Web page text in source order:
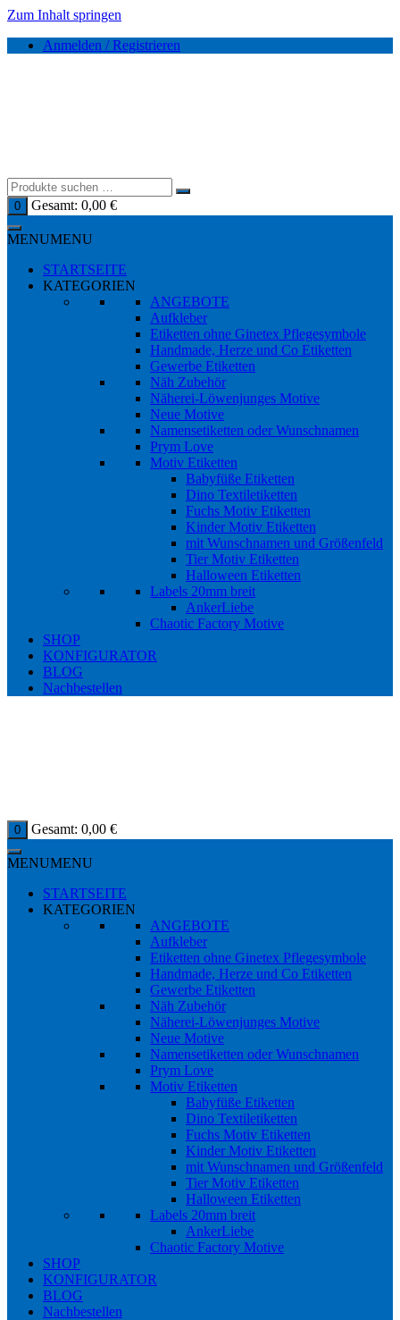
Zum Inhalt springen
Anmelden / Registrieren
0 Gesamt: 0,00 €
MENUMENU
STARTSEITE
KATEGORIEN
ANGEBOTE
Aufkleber
Etiketten ohne Ginetex Pflegesymbole
Handmade, Herze und Co Etiketten
Gewerbe Etiketten
Näh Zubehör
Näherei-Löwenjunges Motive
Neue Motive
Namensetiketten oder Wunschnamen
Prym Love
Motiv Etiketten
Babyfüße Etiketten
Dino Textiletiketten
Fuchs Motiv Etiketten
Kinder Motiv Etiketten
mit Wunschnamen und Größenfeld
Tier Motiv Etiketten
Halloween Etiketten
Labels 20mm breit
AnkerLiebe
Chaotic Factory Motive
SHOP
KONFIGURATOR
BLOG
Nachbestellen
0 Gesamt: 0,00 €
MENUMENU
STARTSEITE
KATEGORIEN
ANGEBOTE
Aufkleber
Etiketten ohne Ginetex Pflegesymbole
Handmade, Herze und Co Etiketten
Gewerbe Etiketten
Näh Zubehör
Näherei-Löwenjunges Motive
Neue Motive
Namensetiketten oder Wunschnamen
Prym Love
Motiv Etiketten
Babyfüße Etiketten
Dino Textiletiketten
Fuchs Motiv Etiketten
Kinder Motiv Etiketten
mit Wunschnamen und Größenfeld
Tier Motiv Etiketten
Halloween Etiketten
Labels 20mm breit
AnkerLiebe
Chaotic Factory Motive
SHOP
KONFIGURATOR
BLOG
Nachbestellen